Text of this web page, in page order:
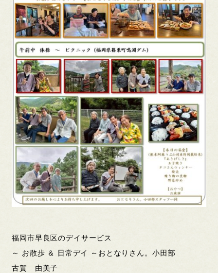
福岡市早良区のデイサービス
～ お散歩 ＆ 日常デイ ～おとなりさん。小田部
古賀 由美子